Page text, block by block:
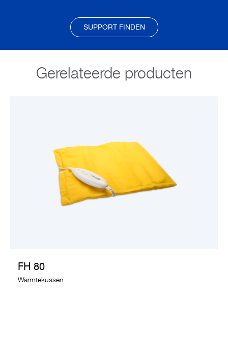
SUPPORT FINDEN
Gerelateerde producten
FH 80
Warmtekussen
BEKIJK PRODUCT